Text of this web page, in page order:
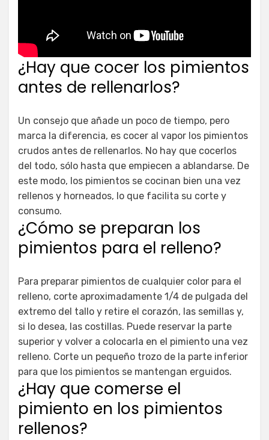
¿Hay que cocer los pimientos
antes de rellenarlos?
Un consejo que añade un poco de tiempo, pero
marca la diferencia, es cocer al vapor los pimientos
crudos antes de rellenarlos. No hay que cocerlos
del todo, sólo hasta que empiecen a ablandarse. De
este modo, los pimientos se cocinan bien una vez
rellenos y horneados, lo que facilita su corte y
consumo.
¿Cómo se preparan los
pimientos para el relleno?
Para preparar pimientos de cualquier color para el
relleno, corte aproximadamente 1/4 de pulgada del
extremo del tallo y retire el corazón, las semillas y,
si lo desea, las costillas. Puede reservar la parte
superior y volver a colocarla en el pimiento una vez
relleno. Corte un pequeño trozo de la parte inferior
para que los pimientos se mantengan erguidos.
¿Hay que comerse el
pimiento en los pimientos
rellenos?